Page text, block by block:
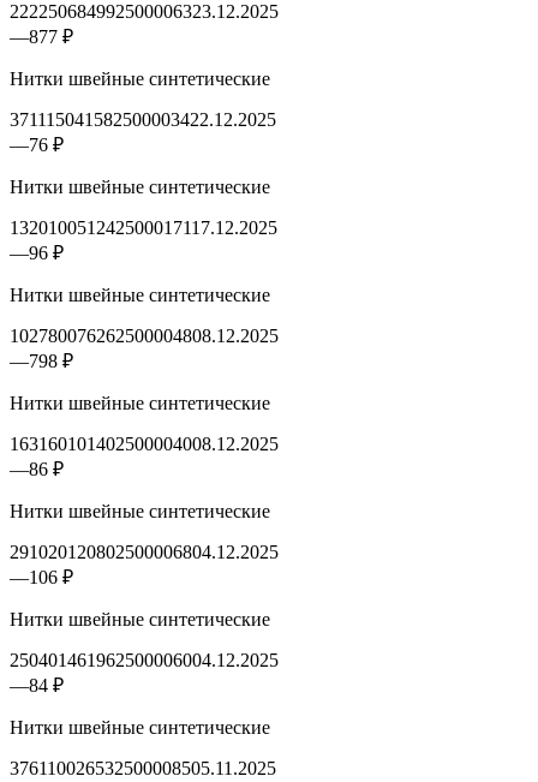
222250684992500006323.12.2025
—877 ₽
Нитки швейные синтетические
371115041582500003422.12.2025
—76 ₽
Нитки швейные синтетические
132010051242500017117.12.2025
—96 ₽
Нитки швейные синтетические
102780076262500004808.12.2025
—798 ₽
Нитки швейные синтетические
163160101402500004008.12.2025
—86 ₽
Нитки швейные синтетические
291020120802500006804.12.2025
—106 ₽
Нитки швейные синтетические
250401461962500006004.12.2025
—84 ₽
Нитки швейные синтетические
376110026532500008505.11.2025